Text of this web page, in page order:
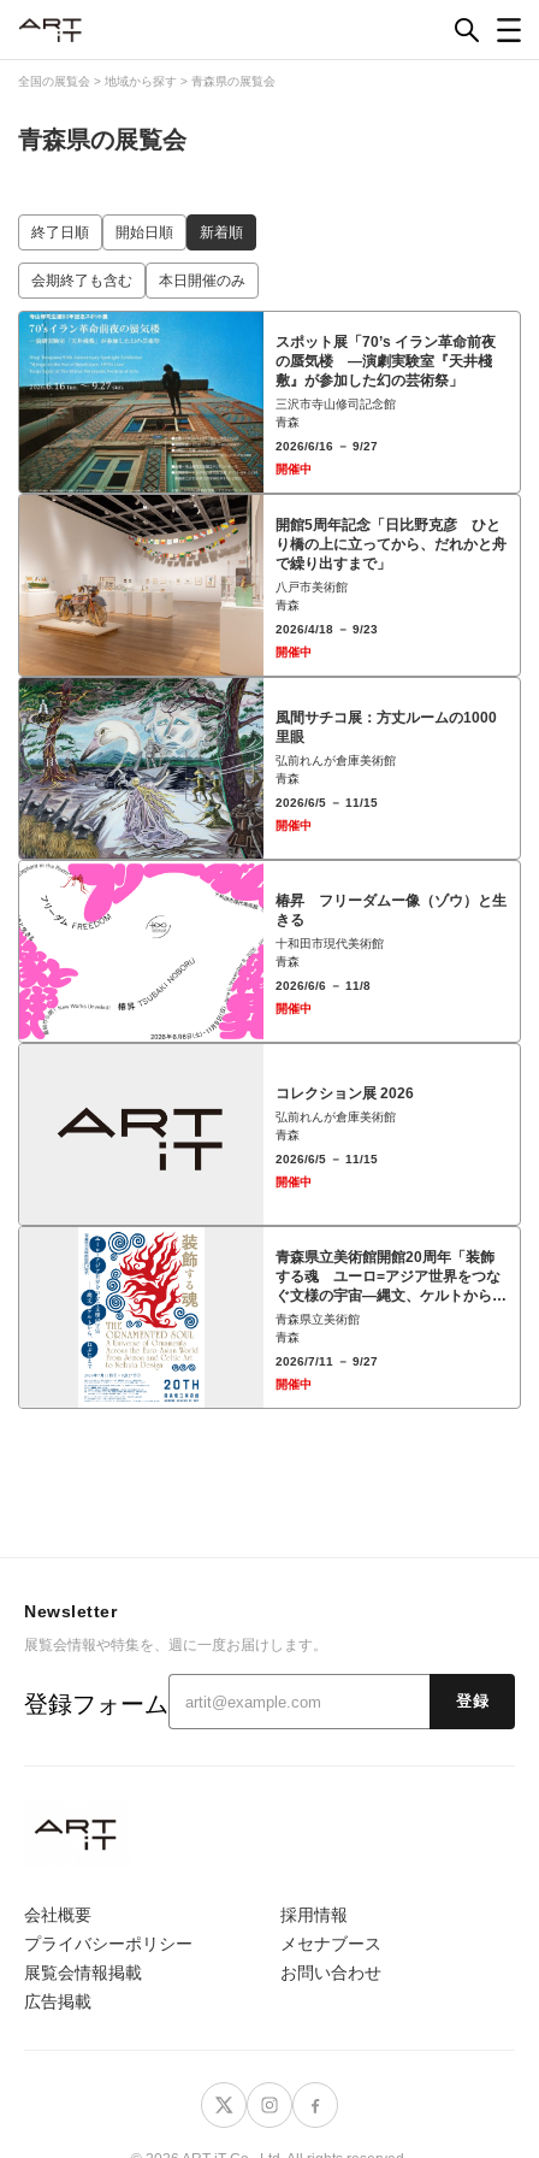
全国の展覧会 > 地域から探す > 青森県の展覧会
青森県の展覧会
終了日順 開始日順 新着順
会期終了も含む 本日開催のみ
スポット展「70’s イラン革命前夜
の蜃気楼 ―演劇実験室『天井棧
敷』が参加した幻の芸術祭」
三沢市寺山修司記念館
青森
2026/6/16 － 9/27
開催中
開館5周年記念「日比野克彦 ひと
り橋の上に立ってから、だれかと舟
で繰り出すまで」
八戸市美術館
青森
2026/4/18 － 9/23
開催中
⾵間サチコ展：⽅丈ルームの1000
⾥眼
弘前れんが倉庫美術館
青森
2026/6/5 － 11/15
開催中
椿昇 フリーダムー像（ゾウ）と⽣
きる
十和田市現代美術館
青森
2026/6/6 － 11/8
開催中
コレクション展 2026
弘前れんが倉庫美術館
青森
2026/6/5 － 11/15
開催中
青森県立美術館開館20周年「装飾
する魂 ユーロ=アジア世界をつな
ぐ文様の宇宙―縄文、ケルトから、
ねぶたまで」展
青森県立美術館
青森
2026/7/11 － 9/27
開催中
会社概要
プライバシーポリシー
展覧会情報掲載
広告掲載
採用情報
メセナブース
お問い合わせ
Newsletter
展覧会情報や特集を、週に一度お届けします。
登録フォーム 登録